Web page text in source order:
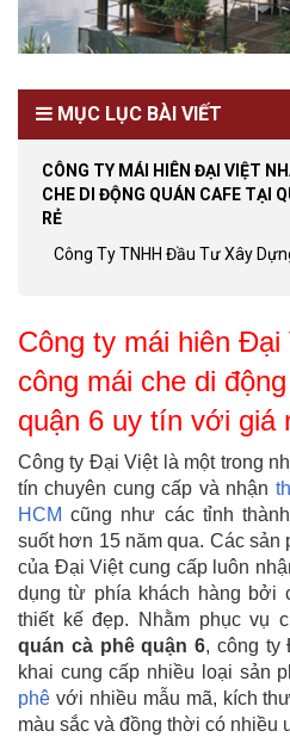
MỤC LỤC BÀI VIẾT
CÔNG TY MÁI HIÊN ĐẠI VIỆT
CHE DI ĐỘNG QUÁN CAFE TẠI
RẺ
Công Ty TNHH Đầu Tư Xây
Công ty mái hiên Đại
công mái che di
quận 6 uy tín với giá
Công ty Đại Việt là một trong
tín chuyên cung cấp và nhận
HCM cũng như các tỉnh
suốt hơn 15 năm qua. Các sản
của Đại Việt cung cấp luôn
dụng từ phía khách hàng bởi
thiết kế đẹp. Nhằm phục vụ
quán cà phê quận 6, công ty
khai cung cấp nhiều loại sản
phê với nhiều mẫu mã, kích
màu sắc và đồng thời có nhiều